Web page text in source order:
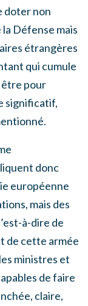
doter non
Défense mais
étrangères
qui cumule
être pour
significatif,
donc
européenne
mais des
à-dire de
de cette armée
ministres et
de faire
claire,